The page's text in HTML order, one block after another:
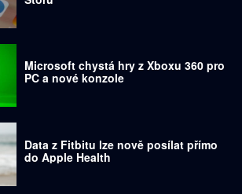
Microsoft chystá hry z Xboxu 360 pro
PC a nové konzole
Data z Fitbitu lze nově posílat přímo
do Apple Health